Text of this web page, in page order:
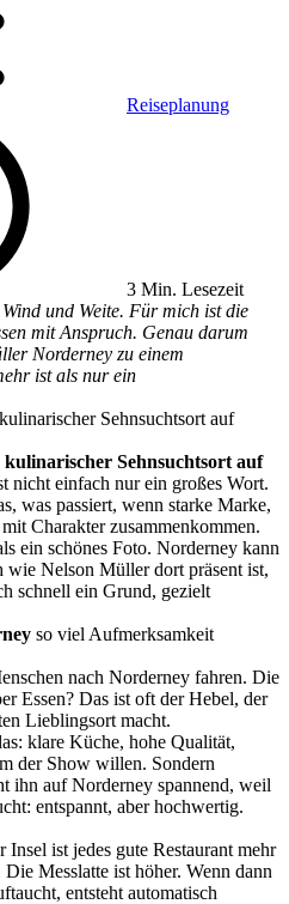
Reiseplanung
3 Min. Lesezeit
und Weite. Für mich ist die
mit Anspruch. Genau darum
Norderney zu einem
ist als nur ein
Sehnsuchtsort auf
Sehnsuchtsort auf
nicht einfach nur ein großes Wort.
was passiert, wenn starke Marke,
Charakter zusammenkommen.
ein schönes Foto. Norderney kann
Nelson Müller dort präsent ist,
schnell ein Grund, gezielt
so viel Aufmerksamkeit
nach Norderney fahren. Die
Essen? Das ist oft der Hebel, der
Lieblingsort macht.
klare Küche, hohe Qualität,
der Show willen. Sondern
ihn auf Norderney spannend, weil
entspannt, aber hochwertig.
Insel ist jedes gute Restaurant mehr
Messlatte ist höher. Wenn dann
entsteht automatisch